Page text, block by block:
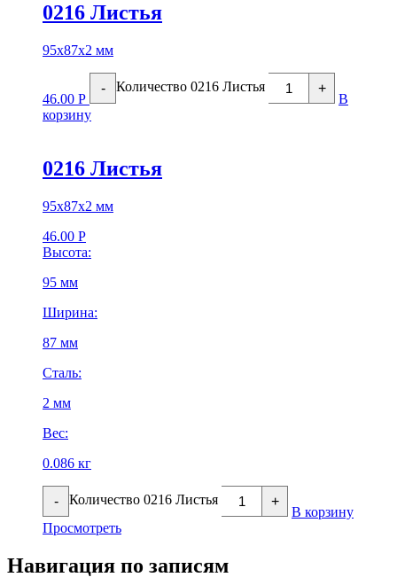
0216 Листья
95х87х2 мм
46.00 Р
- Количество 0216 Листья +
В
корзину
0216 Листья
95х87х2 мм
46.00 Р
Высота:
95 мм
Ширина:
87 мм
Сталь:
2 мм
Вес:
0.086 кг
- Количество 0216 Листья +
В корзину
Просмотреть
Навигация по записям